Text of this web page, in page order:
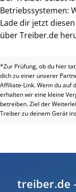
Betriebssystemen:
Lade dir jetzt
über Treiber.de
*Zur Prüfung, ob du hier
dich zu einer unserer
Affiliate-Link. Wenn du auf
erhalten wir eine kleine
betreiben. Ziel der
Treiber zu deinem Gerät
treiber.de